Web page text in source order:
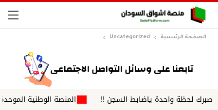
الصفحة الرئيسية Uncategorized
واحدة ياضابط السجن !! المنصة الوطنية الموحدة